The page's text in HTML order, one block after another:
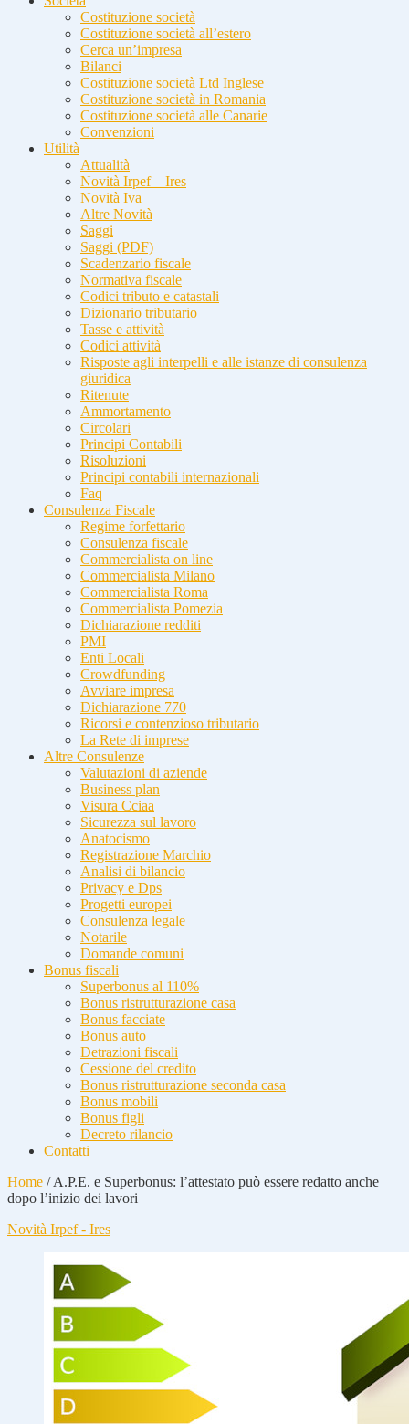
Costituzione società
Costituzione società all’estero
Cerca un’impresa
Bilanci
Costituzione società Ltd Inglese
Costituzione società in Romania
Costituzione società alle Canarie
Convenzioni
Utilità
Attualità
Novità Irpef – Ires
Novità Iva
Altre Novità
Saggi
Saggi (PDF)
Scadenzario fiscale
Normativa fiscale
Codici tributo e catastali
Dizionario tributario
Tasse e attività
Codici attività
Risposte agli interpelli e alle istanze di consulenza
giuridica
Ritenute
Ammortamento
Circolari
Principi Contabili
Risoluzioni
Principi contabili internazionali
Faq
Consulenza Fiscale
Regime forfettario
Consulenza fiscale
Commercialista on line
Commercialista Milano
Commercialista Roma
Commercialista Pomezia
Dichiarazione redditi
PMI
Enti Locali
Crowdfunding
Avviare impresa
Dichiarazione 770
Ricorsi e contenzioso tributario
La Rete di imprese
Altre Consulenze
Valutazioni di aziende
Business plan
Visura Cciaa
Sicurezza sul lavoro
Anatocismo
Registrazione Marchio
Analisi di bilancio
Privacy e Dps
Progetti europei
Consulenza legale
Notarile
Domande comuni
Bonus fiscali
Superbonus al 110%
Bonus ristrutturazione casa
Bonus facciate
Bonus auto
Detrazioni fiscali
Cessione del credito
Bonus ristrutturazione seconda casa
Bonus mobili
Bonus figli
Decreto rilancio
Contatti
Home /A.P.E. e Superbonus: l’attestato può essere redatto anche
dopo l’inizio dei lavori
Novità Irpef - Ires